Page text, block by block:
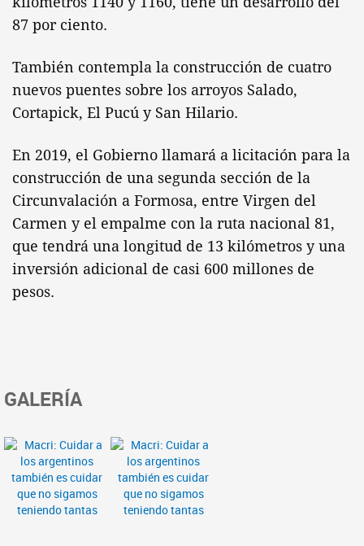
87 por ciento.
También contempla la construcción de cuatro
nuevos puentes sobre los arroyos Salado,
Cortapick, El Pucú y San Hilario.
En 2019, el Gobierno llamará a licitación para la
construcción de una segunda sección de la
Circunvalación a Formosa, entre Virgen del
Carmen y el empalme con la ruta nacional 81,
que tendrá una longitud de 13 kilómetros y una
inversión adicional de casi 600 millones de
pesos.
GALERÍA